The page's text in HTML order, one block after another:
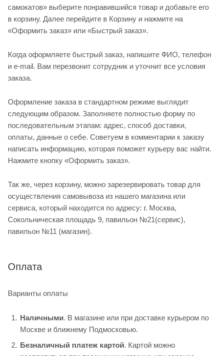
самокатов» выберите понравившийся товар и добавьте его
в корзину. Далее перейдите в Корзину и нажмите на
«Оформить заказ» или «Быстрый заказ».
Когда оформляете быстрый заказ, напишите ФИО, телефон
и e-mail. Вам перезвонит сотрудник и уточнит все условия
заказа.
Оформление заказа в стандартном режиме выглядит
следующим образом. Заполняете полностью форму по
последовательным этапам: адрес, способ доставки,
оплаты, данные о себе. Советуем в комментарии к заказу
написать информацию, которая поможет курьеру вас найти.
Нажмите кнопку «Оформить заказ».
Так же, через корзину, можно зарезервировать товар для
осуществления самовывоза из нашего магазина или
сервиса, который находится по адресу: г. Москва,
Сокольническая площадь 9, павильон №21(сервис),
павильон №11 (магазин).
Оплата
Варианты оплаты
Наличными. В магазине или при доставке курьером по
Москве и ближнему Подмосковью.
Безналичный платеж картой. Картой можно